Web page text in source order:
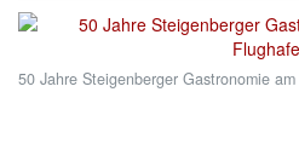
50 Jahre Steigenberger Gastronomie